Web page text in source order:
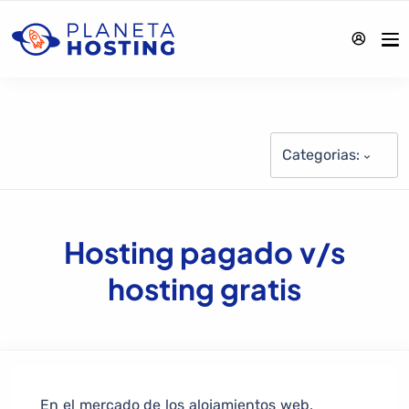
Categorias:
Hosting pagado v/s
hosting gratis
En el mercado de los alojamientos web,